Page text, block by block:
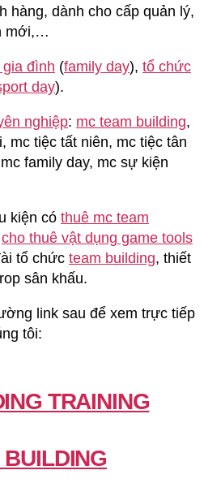
hàng, dành cho cấp quản lý,
mới,…
đình (family day), tổ chức
day).
nghiệp: mc team building,
mc tiệc tất niên, mc tiệc tân
family day, mc sự kiện
kiện có thuê mc team
cho thuê vật dụng game tools
tổ chức team building, thiết
sân khấu.
link sau để xem trực tiếp
tôi:
TRAINING